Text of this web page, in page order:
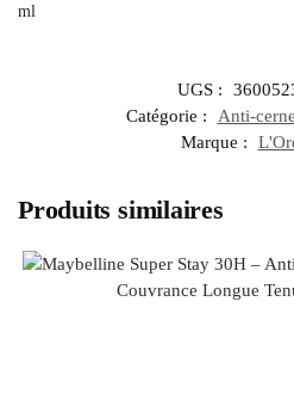
ml
UGS :
Catégorie :
Anti-
Marque :
Produits similaires